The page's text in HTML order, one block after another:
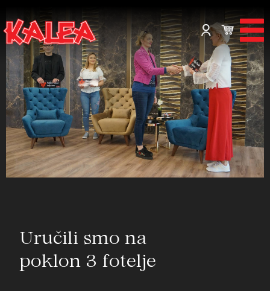
Uručili smo na
poklon 3 fotelje